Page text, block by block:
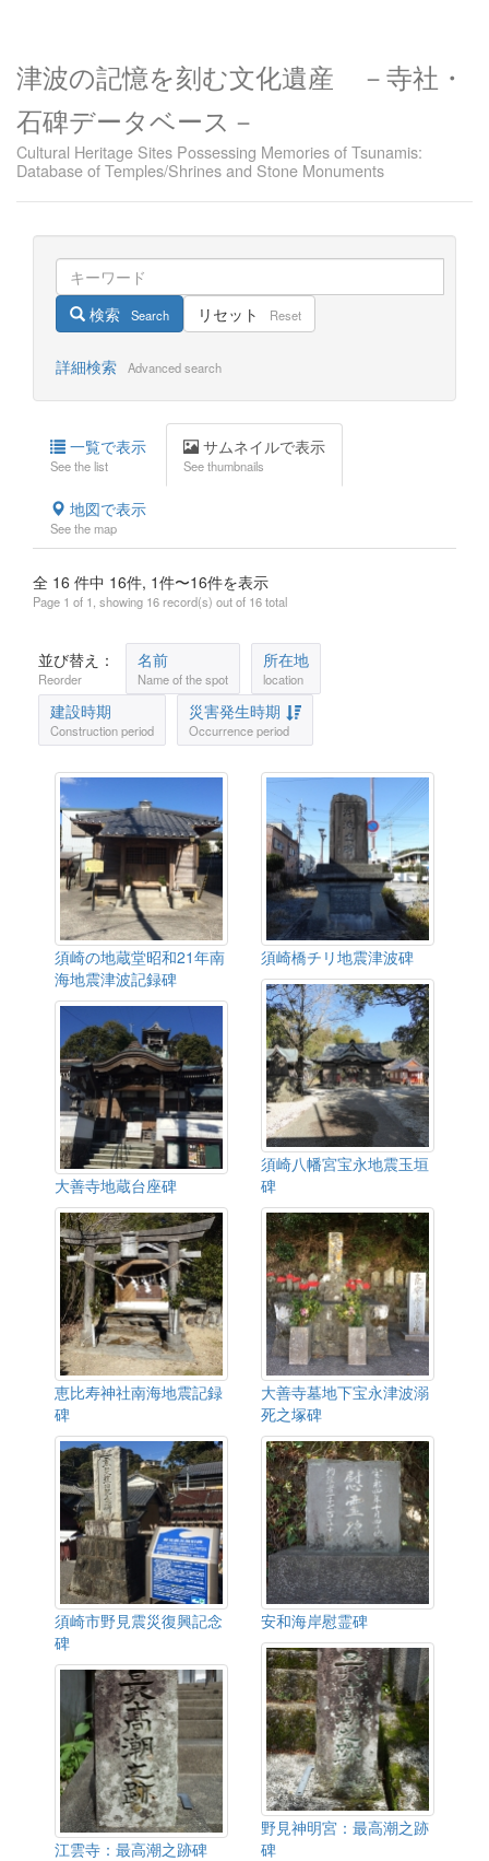
津波の記憶を刻む文化遺産 －寺社・
石碑データベース－
Cultural Heritage Sites Possessing Memories of Tsunamis:
Database of Temples/Shrines and Stone Monuments
検索 Search リセット Reset
詳細検索 Advanced search
一覧で表示
See the list
サムネイルで表示
See thumbnails
地図で表示
See the map
全 16 件中 16件, 1件〜16件を表示
Page 1 of 1, showing 16 record(s) out of 16 total
並び替え：
Reorder
名前
Name of the spot
所在地
location
建設時期
Construction period
災害発生時期
Occurrence period
須崎の地蔵堂昭和21年南
海地震津波記録碑
須崎橋チリ地震津波碑
須崎八幡宮宝永地震玉垣
碑
大善寺地蔵台座碑
恵比寿神社南海地震記録
碑
大善寺墓地下宝永津波溺
死之塚碑
須崎市野見震災復興記念
碑
安和海岸慰霊碑
野見神明宮：最高潮之跡
碑
江雲寺：最高潮之跡碑